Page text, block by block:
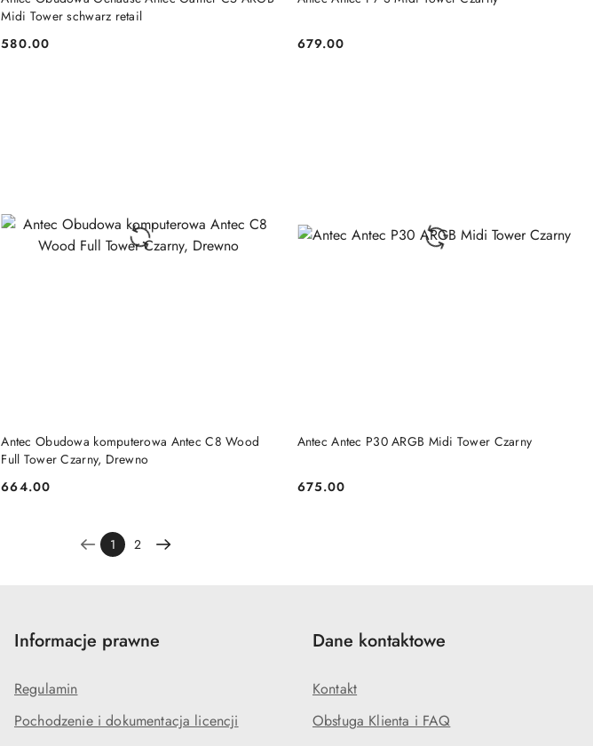
Midi Tower schwarz retail
Cena:
580.00 Cena:
679.00
Antec Obudowa komputerowa Antec C8 Wood
Full Tower Czarny, Drewno
Cena:
664.00
DO KOSZYKA Antec Antec P30 ARGB Midi Tower Czarny
Cena:
675.00
DO KOSZYKA
1 2
Informacje prawne
Regulamin
Pochodzenie i dokumentacja licencji
Dane kontaktowe
Kontakt
Obsługa Klienta i FAQ